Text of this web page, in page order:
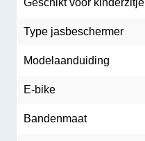
Geschikt voor kinderzitje
Type jasbeschermer
Modelaanduiding
E-bike
Bandenmaat